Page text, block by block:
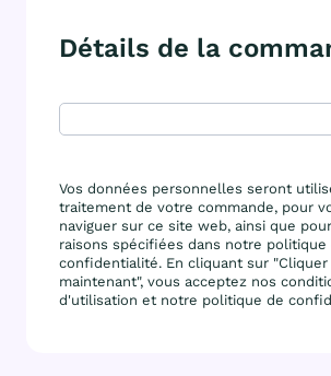
Détails de la
Vos données personnelles seront
traitement de votre commande, pour
naviguer sur ce site web, ainsi que
raisons spécifiées dans notre politique
confidentialité. En cliquant sur
maintenant", vous acceptez nos
d'utilisation et notre politique de